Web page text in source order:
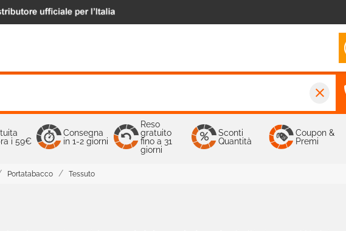
close
i 59€
Consegna
in 1-2 giorni
Reso
gratuito
fino a 31
giorni
Sconti
Quantità
Coupon &
Premi
Portatabacco Tessuto